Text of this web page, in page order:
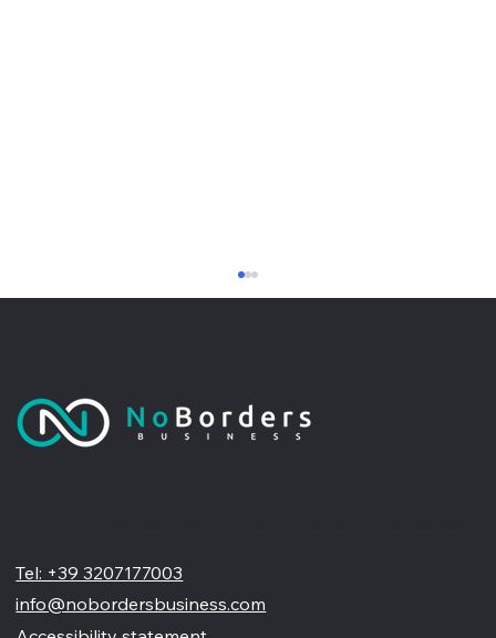
Tel: +39 3207177003
info@nobordersbusiness.com